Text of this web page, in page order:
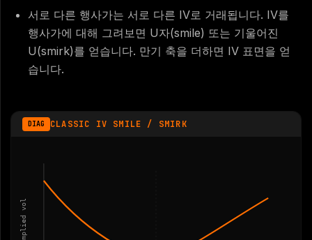
서로 다른 행사가는 서로 다른 IV로 거래됩니다. IV를
행사가에 대해 그려보면 U자(smile) 또는 기울어진
U(smirk)를 얻습니다. 만기 축을 더하면 IV 표면을 얻
습니다.
DIAG CLASSIC IV SMILE / SMIRK
Implied vol